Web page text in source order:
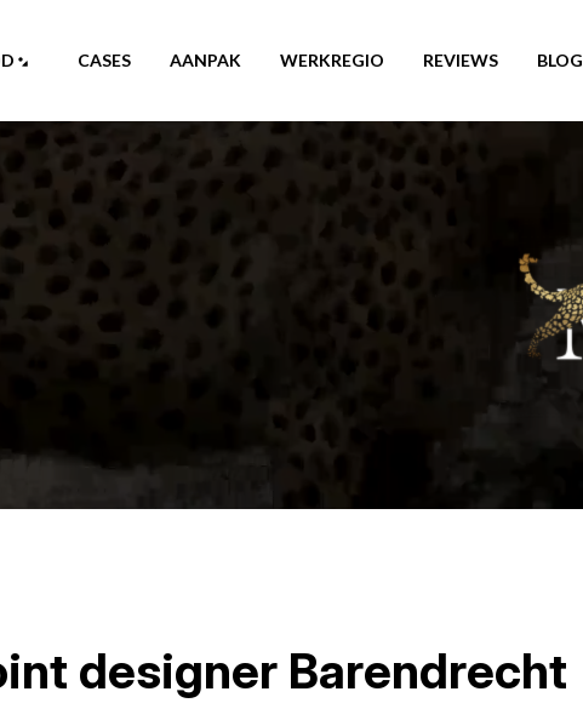
CASES AANPAK WERKREGIO REVIEWS BLOG
designer Barendrecht